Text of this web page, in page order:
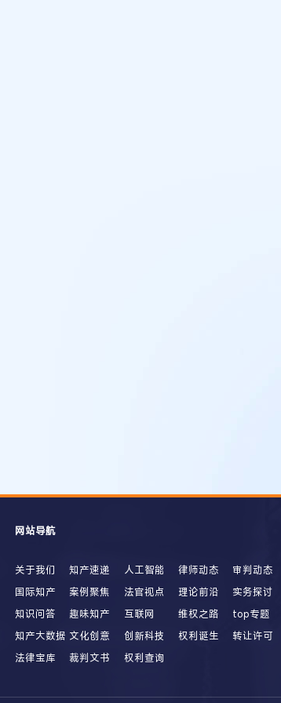
网站导航
关于我们 知产速递 人工智能 律师动态
审判动态
国际知产
案例聚焦 法官视点 理论前沿
实务探讨
知识问答
趣味知产 互联网 维权之路
top专题
知产大数据 文化创意 创新科技 权利诞生
转让许可
法律宝库
裁判文书 权利查询